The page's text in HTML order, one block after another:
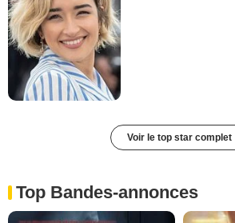
Voir le top star complet
Top Bandes-annonces